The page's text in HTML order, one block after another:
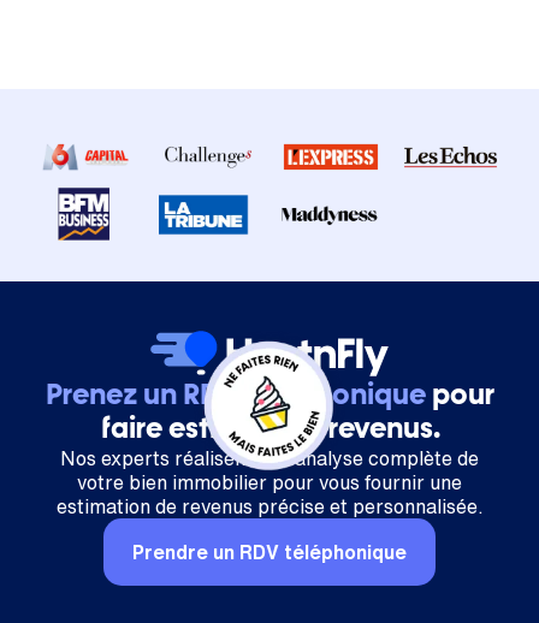
Prenez un RDV téléphoniquepour
faire estimer vos revenus.
Nos experts réalisent une analyse complète de
votre bien immobilier pour vous fournir une
estimation de revenus précise et personnalisée.
Prendre un RDV téléphonique